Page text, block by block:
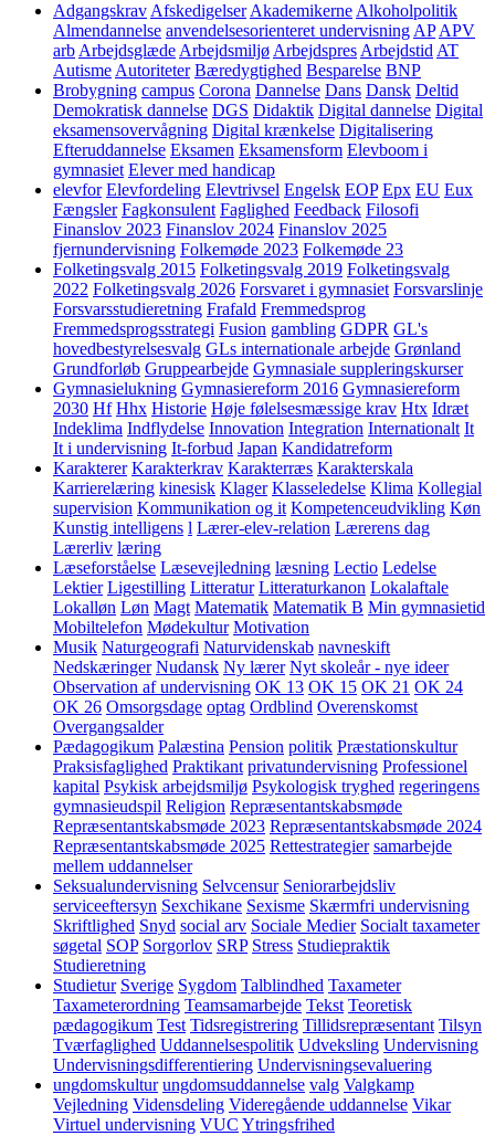
Adgangskrav Afskedigelser Akademikerne Alkoholpolitik
Almendannelse anvendelsesorienteret undervisning AP APV
arb Arbejdsglæde Arbejdsmiljø Arbejdspres Arbejdstid AT
Autisme Autoriteter Bæredygtighed Besparelse BNP
Brobygning campus Corona Dannelse Dans Dansk Deltid
Demokratisk dannelse DGS Didaktik Digital dannelse Digital
eksamensovervågning Digital krænkelse Digitalisering
Efteruddannelse Eksamen Eksamensform Elevboom i
gymnasiet Elever med handicap
elevfor Elevfordeling Elevtrivsel Engelsk EOP Epx EU Eux
Fængsler Fagkonsulent Faglighed Feedback Filosofi
Finanslov 2023 Finanslov 2024 Finanslov 2025
fjernundervisning Folkemøde 2023 Folkemøde 23
Folketingsvalg 2015 Folketingsvalg 2019 Folketingsvalg
2022 Folketingsvalg 2026 Forsvaret i gymnasiet Forsvarslinje
Forsvarsstudieretning Frafald Fremmedsprog
Fremmedsprogsstrategi Fusion gambling GDPR GL's
hovedbestyrelsesvalg GLs internationale arbejde Grønland
Grundforløb Gruppearbejde Gymnasiale suppleringskurser
Gymnasielukning Gymnasiereform 2016 Gymnasiereform
2030 Hf Hhx Historie Høje følelsesmæssige krav Htx Idræt
Indeklima Indflydelse Innovation Integration Internationalt It
It i undervisning It-forbud Japan Kandidatreform
Karakterer Karakterkrav Karakterræs Karakterskala
Karrierelæring kinesisk Klager Klasseledelse Klima Kollegial
supervision Kommunikation og it Kompetenceudvikling Køn
Kunstig intelligens l Lærer-elev-relation Lærerens dag
Lærerliv læring
Læseforståelse Læsevejledning læsning Lectio Ledelse
Lektier Ligestilling Litteratur Litteraturkanon Lokalaftale
Lokalløn Løn Magt Matematik Matematik B Min gymnasietid
Mobiltelefon Mødekultur Motivation
Musik Naturgeografi Naturvidenskab navneskift
Nedskæringer Nudansk Ny lærer Nyt skoleår - nye ideer
Observation af undervisning OK 13 OK 15 OK 21 OK 24
OK 26 Omsorgsdage optag Ordblind Overenskomst
Overgangsalder
Pædagogikum Palæstina Pension politik Præstationskultur
Praksisfaglighed Praktikant privatundervisning Professionel
kapital Psykisk arbejdsmiljø Psykologisk tryghed regeringens
gymnasieudspil Religion Repræsentantskabsmøde
Repræsentantskabsmøde 2023 Repræsentantskabsmøde 2024
Repræsentantskabsmøde 2025 Rettestrategier samarbejde
mellem uddannelser
Seksualundervisning Selvcensur Seniorarbejdsliv
serviceeftersyn Sexchikane Sexisme Skærmfri undervisning
Skriftlighed Snyd social arv Sociale Medier Socialt taxameter
søgetal SOP Sorgorlov SRP Stress Studiepraktik
Studieretning
Studietur Sverige Sygdom Talblindhed Taxameter
Taxameterordning Teamsamarbejde Tekst Teoretisk
pædagogikum Test Tidsregistrering Tillidsrepræsentant Tilsyn
Tværfaglighed Uddannelsespolitik Udveksling Undervisning
Undervisningsdifferentiering Undervisningsevaluering
ungdomskultur ungdomsuddannelse valg Valgkamp
Vejledning Vidensdeling Videregående uddannelse Vikar
Virtuel undervisning VUC Ytringsfrihed